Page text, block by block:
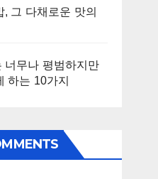
, 그 다채로운 맛의
너무나 평범하지만
하는 10가지